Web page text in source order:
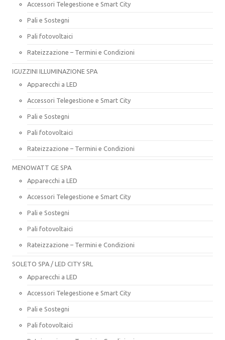
Accessori Telegestione e Smart City
Pali e Sostegni
Pali fotovoltaici
Rateizzazione – Termini e Condizioni
IGUZZINI ILLUMINAZIONE SPA
Apparecchi a LED
Accessori Telegestione e Smart City
Pali e Sostegni
Pali fotovoltaici
Rateizzazione – Termini e Condizioni
MENOWATT GE SPA
Apparecchi a LED
Accessori Telegestione e Smart City
Pali e Sostegni
Pali fotovoltaici
Rateizzazione – Termini e Condizioni
SOLETO SPA / LED CITY SRL
Apparecchi a LED
Accessori Telegestione e Smart City
Pali e Sostegni
Pali fotovoltaici